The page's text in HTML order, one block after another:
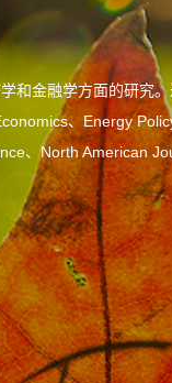
和金融学方面的研究
、Energy
、North American